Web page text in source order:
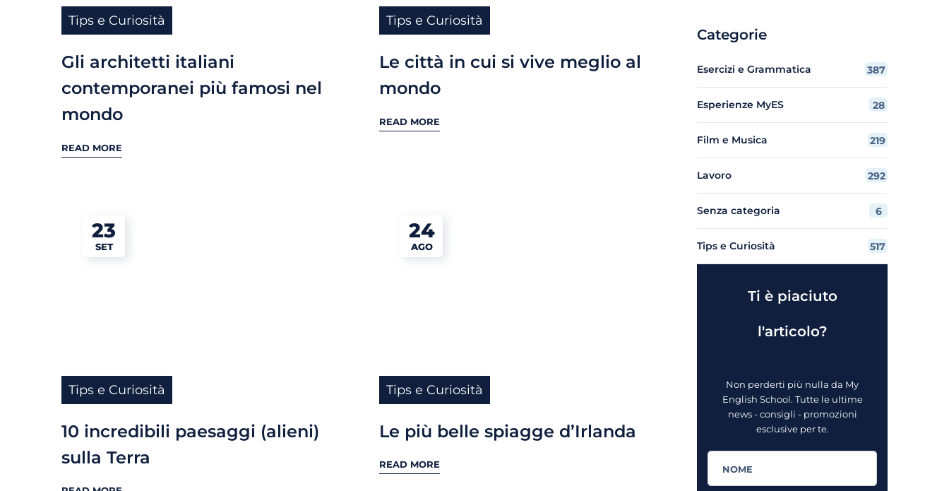
Tips e Curiosità
Gli architetti italiani
contemporanei più famosi nel
mondo
READ MORE
Tips e Curiosità
Le città in cui si vive meglio al
mondo
READ MORE
23
SET
Tips e Curiosità
10 incredibili paesaggi (alieni)
sulla Terra
24
AGO
Tips e Curiosità
Le più belle spiagge d’Irlanda
READ MORE
Categorie
Esercizi e Grammatica 387
Esperienze MyES 28
Film e Musica 219
Lavoro 292
Senza categoria 6
Tips e Curiosità 517
Ti è piaciuto
l'articolo?
Non perderti più nulla da My
English School. Tutte le ultime
news - consigli - promozioni
esclusive per te.